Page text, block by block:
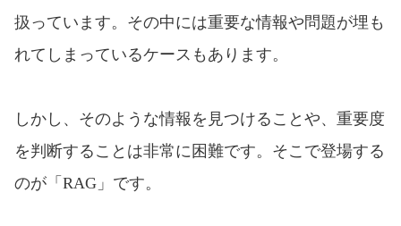
扱っています。その中には重要な情報や問題が埋も
れてしまっているケースもあります。
しかし、そのような情報を見つけることや、重要度
を判断することは非常に困難です。そこで登場する
のが「RAG」です。